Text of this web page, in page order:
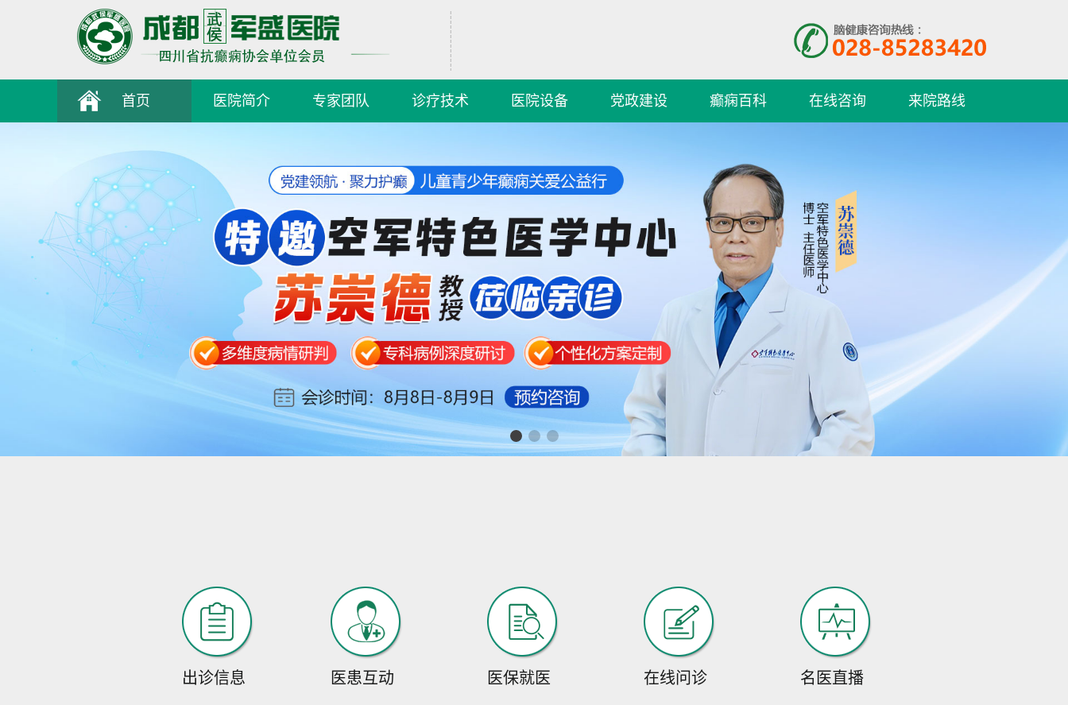
首页 医院简介 专家团队 诊疗技术 医院设备 党政建设 癫痫百科 在线咨询 来院路线
出诊信息 医患互动 医保就医 在线问诊 名医直播
护士长、主管护师 专
家简介：1971年出
生，毕...[详细]
预约挂号
游高升
疗、科研15年，具备